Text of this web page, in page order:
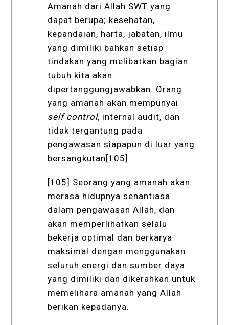
Amanah dari Allah SWT yang
dapat berupa; kesehatan,
kepandaian, harta, jabatan, ilmu
yang dimiliki bahkan setiap
tindakan yang melibatkan bagian
tubuh kita akan
dipertanggungjawabkan. Orang
yang amanah akan mempunyai
self control, internal audit, dan
tidak tergantung pada
pengawasan siapapun di luar yang
bersangkutan[105].
[105] Seorang yang amanah akan
merasa hidupnya senantiasa
dalam pengawasan Allah, dan
akan memperlihatkan selalu
bekerja optimal dan berkarya
maksimal dengan menggunakan
seluruh energi dan sumber daya
yang dimiliki dan dikerahkan untuk
memelihara amanah yang Allah
berikan kepadanya.